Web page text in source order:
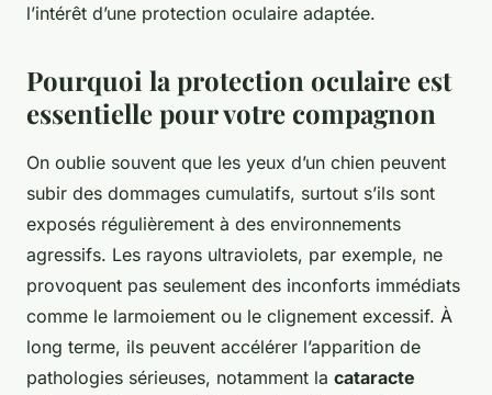
l’intérêt d’une protection oculaire adaptée.
Pourquoi la protection oculaire est
essentielle pour votre compagnon
On oublie souvent que les yeux d’un chien peuvent
subir des dommages cumulatifs, surtout s’ils sont
exposés régulièrement à des environnements
agressifs. Les rayons ultraviolets, par exemple, ne
provoquent pas seulement des inconforts immédiats
comme le larmoiement ou le clignement excessif. À
long terme, ils peuvent accélérer l’apparition de
pathologies sérieuses, notamment la cataracte